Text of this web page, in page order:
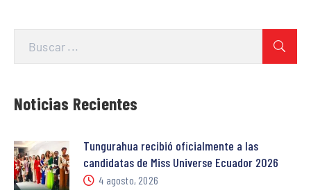
Noticias Recientes
Tungurahua recibió oficialmente a las
candidatas de Miss Universe Ecuador 2026
4 agosto, 2026